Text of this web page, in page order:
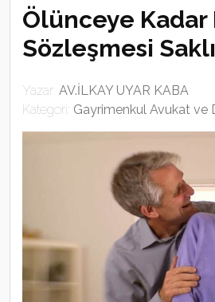
Ölünceye Kadar
Sözleşmesi
Yazar: AV.İLKAY UYAR KABA
Kategori: Gayrimenkul Avukat ve